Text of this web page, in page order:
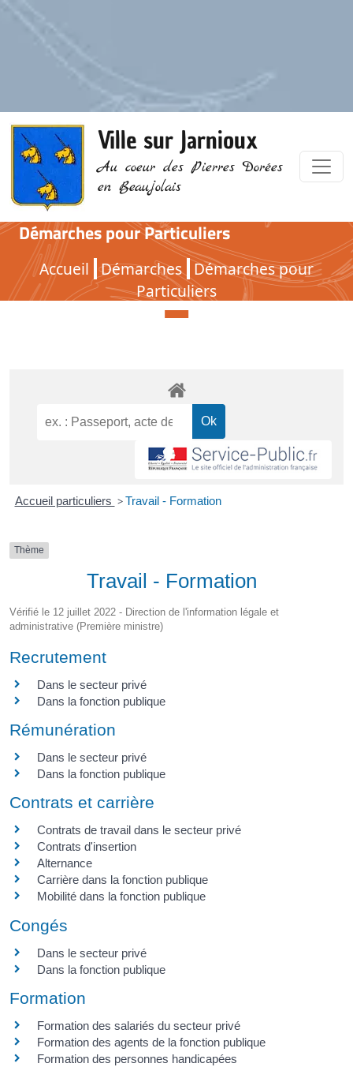
Ville sur Jarnioux
Au coeur des Pierres Dorées
en Beaujolais
Démarches pour Particuliers
Accueil Démarches Démarches pour
Particuliers
Démarches pour Particuliers
Accueil particuliers > Travail - Formation
Thème
Travail - Formation
Vérifié le 12 juillet 2022 - Direction de l'information légale et
administrative (Première ministre)
Recrutement
Dans le secteur privé
Dans la fonction publique
Rémunération
Dans le secteur privé
Dans la fonction publique
Contrats et carrière
Contrats de travail dans le secteur privé
Contrats d'insertion
Alternance
Carrière dans la fonction publique
Mobilité dans la fonction publique
Congés
Dans le secteur privé
Dans la fonction publique
Formation
Formation des salariés du secteur privé
Formation des agents de la fonction publique
Formation des personnes handicapées